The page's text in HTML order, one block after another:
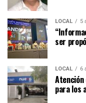
LOCAL 5
ser
LOCAL 6
para los